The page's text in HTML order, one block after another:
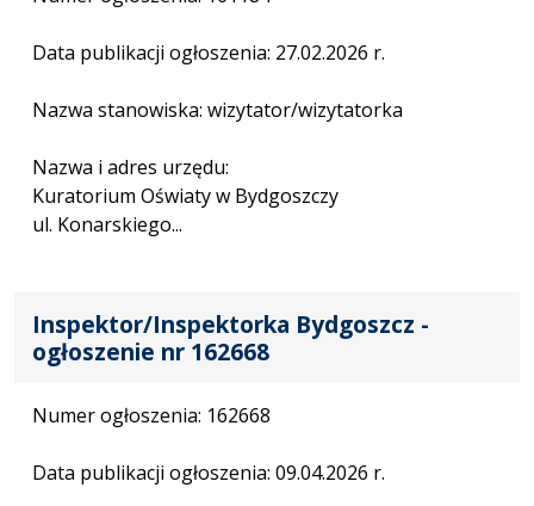
Data publikacji ogłoszenia: 27.02.2026 r.
Nazwa stanowiska: wizytator/wizytatorka
Nazwa i adres urzędu:
Kuratorium Oświaty w Bydgoszczy
ul. Konarskiego...
Inspektor/Inspektorka Bydgoszcz -
ogłoszenie nr 162668
Numer ogłoszenia: 162668
Data publikacji ogłoszenia: 09.04.2026 r.